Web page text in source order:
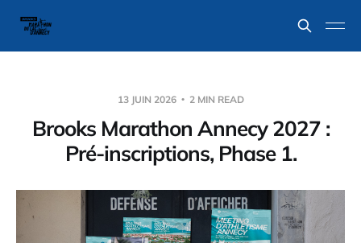
13 JUIN 2026 2 MIN READ
Brooks Marathon Annecy 2027 :
Pré-inscriptions, Phase 1.